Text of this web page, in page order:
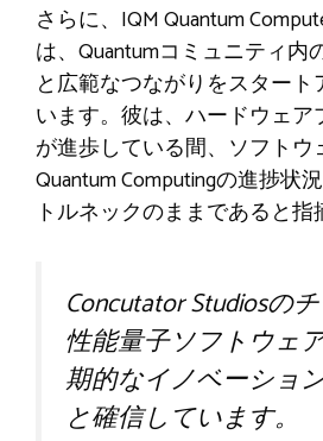
さらに、IQM Quantum
は、Quantumコミュニティ内
と広範なつながりをスター
います。彼は、ハードウェ
が進歩している間、ソフトウ
Quantum Computingの進捗状
トルネックのままであると指
Concutator Studiosの
性能量子ソフトウェ
期的なイノベーショ
と確信しています。